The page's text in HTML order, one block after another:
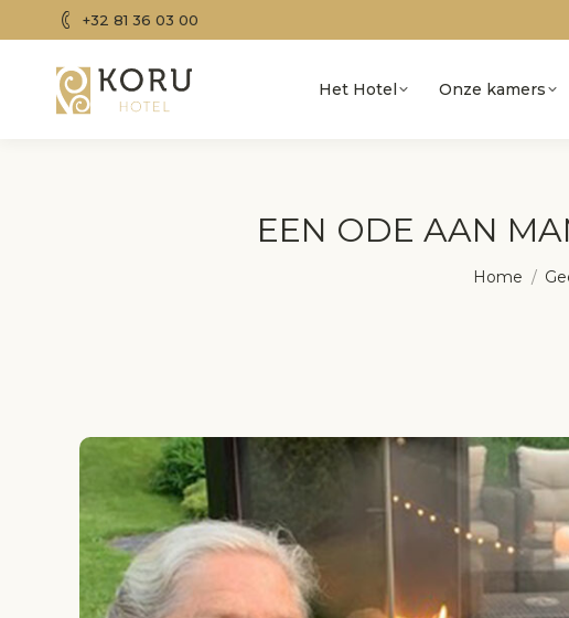
+32 81 36 03 00
Het Hotel Onze kamers
EEN ODE AAN
Je bent
Home